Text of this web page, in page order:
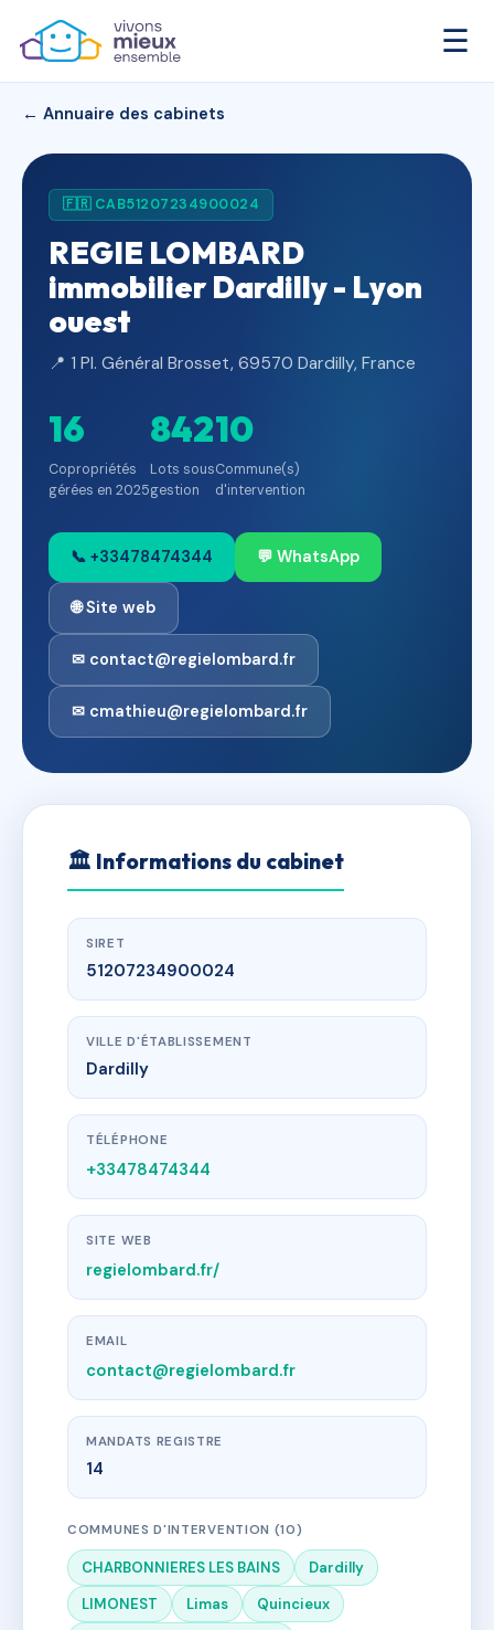
☰
← Annuaire des cabinets
🇫🇷 CAB51207234900024
REGIE LOMBARD
immobilier Dardilly - Lyon
ouest
📍 1 Pl. Général Brosset, 69570 Dardilly, France
16
Copropriétés
gérées en 2025
842
Lots sous
gestion
10
Commune(s)
d'intervention
📞 +33478474344 💬 WhatsApp
🌐 Site web
✉ contact@regielombard.fr
✉ cmathieu@regielombard.fr
🏛 Informations du cabinet
SIRET
51207234900024
VILLE D'ÉTABLISSEMENT
Dardilly
TÉLÉPHONE
+33478474344
SITE WEB
regielombard.fr/
EMAIL
contact@regielombard.fr
MANDATS REGISTRE
14
COMMUNES D'INTERVENTION (10)
CHARBONNIERES LES BAINS
Dardilly
LIMONEST
Limas
Quincieux